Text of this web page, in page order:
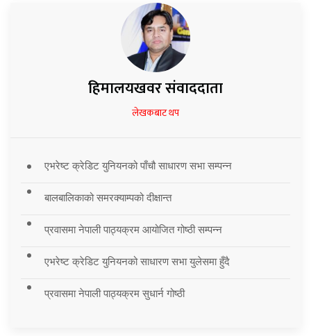
हिमालयखवर संवाददाता
लेखकबाट थप
एभरेष्ट क्रेडिट युनियनको पाँचौ साधारण सभा सम्पन्न
बालबालिकाको समरक्याम्पको दीक्षान्त
प्रवासमा नेपाली पाठ्यक्रम आयोजित गोष्ठी सम्पन्न
एभरेष्ट क्रेडिट युनियनको साधारण सभा युलेसमा हुँदै
प्रवासमा नेपाली पाठ्यक्रम सुधार्न गोष्ठी